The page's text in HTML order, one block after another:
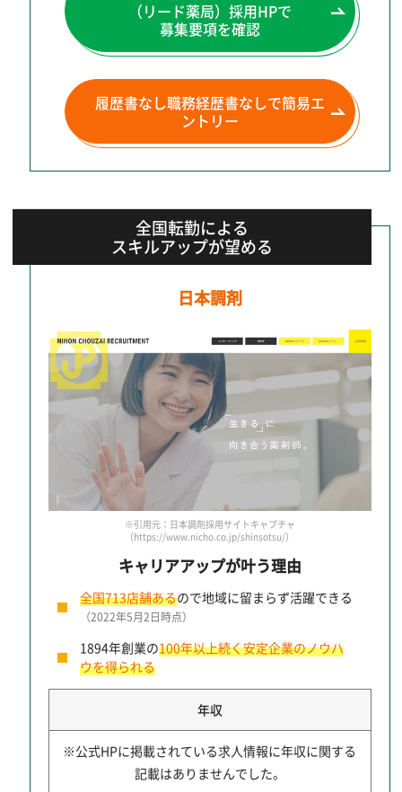
（リード薬局） 採用HPで
募集要項を確認
履歴書なし職務経歴書なしで簡易エ
ントリー
全国転勤による
スキルアップが望める
日本調剤
※引用元：日本調剤採用サイトキャプチャ
（https://www.nicho.co.jp/shinsotsu/）
キャリアアップが叶う理由
全国713店舗あるので地域に留まらず活躍できる
（2022年5月2日時点）
1894年創業の100年以上続く安定企業のノウハ
ウを得られる
年収
※公式HPに掲載されている求人情報に年収に関する
記載はありませんでした。